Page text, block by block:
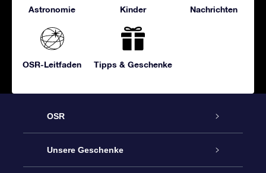
Astronomie Kinder Nachrichten
OSR-Leitfaden Tipps & Geschenke
OSR
Service
Unsere Geschenke